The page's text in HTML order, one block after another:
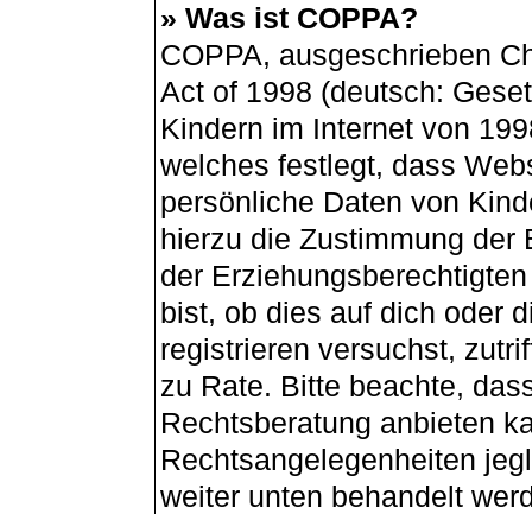
» Was ist COPPA?
COPPA, ausgeschrieben
Act of 1998 (deutsch:
Kindern im Internet von
welches festlegt, dass
persönliche Daten von
hierzu die Zustimmung der
der
bist, ob dies auf dich oder
registrieren versuchst,
zu Rate. Bitte beachte,
Rechtsberatung anbieten
Rechtsangelegenheiten
weiter unten behandelt